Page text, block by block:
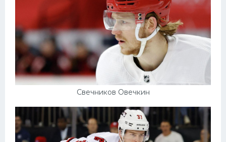
Свечников Овечкин